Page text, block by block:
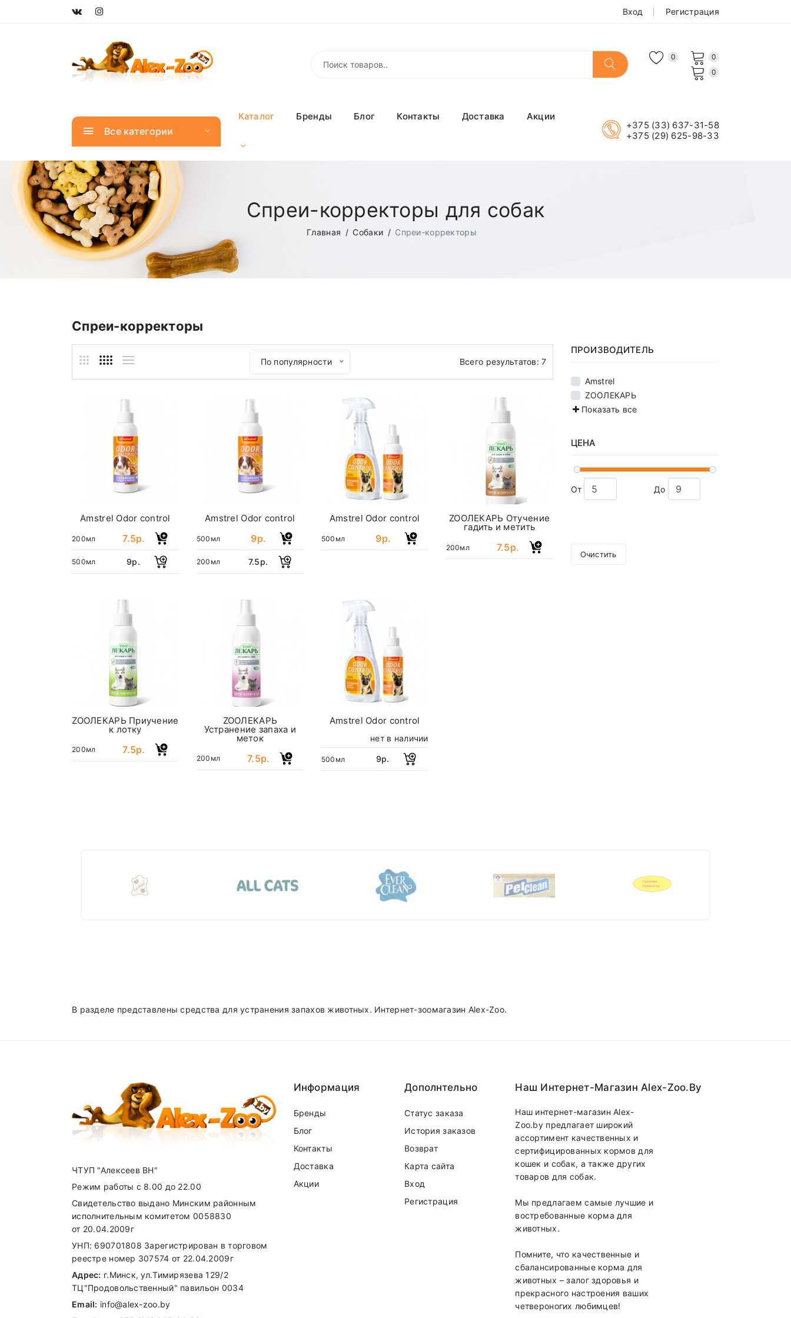
Вход Регистрация
0
0
0
Все категории
Каталог Бренды Блог Контакты Доставка Акции
+375 (33) 637-31-58
+375 (29) 625-98-33
Спреи-корректоры для собак
Главная Собаки Спреи-корректоры
Спреи-корректоры
По популярности Всего результатов:7
Amstrel Оdor control
200мл 7.5р.
500мл 9р.
Amstrel Оdor control
500мл 9р.
200мл 7.5р.
Amstrel Оdor control
500мл 9р.
ZOOЛЕКАРЬ Отучение
гадить и метить
200мл 7.5р.
ZOOЛЕКАРЬ Приучение
к лотку
200мл 7.5р.
ZOOЛЕКАРЬ
Устранение запаха и
меток
200мл 7.5р.
Amstrel Оdor control
нет в наличии
500мл 9р.
ПРОИЗВОДИТЕЛЬ
Amstrel
ZOOЛЕКАРЬ
Показать все
ЦЕНА
От До
Очистить
В разделе представлены средства для устранения запахов животных. Интернет-зоомагазин Alex-Zoo.
ЧТУП "Алексеев ВН"
Режим работы с 8.00 до 22.00
Свидетельство выдано Минским районным
исполнительным комитетом 0058830
от 20.04.2009г
УНП: 690701808 Зарегистрирован в торговом
реестре номер 307574 от 22.04.2009г
Адрес: г.Минск, ул.Тимирязева 129/2
ТЦ"Продовольственный" павильон 0034
Email: info@alex-zoo.by
Информация
Бренды
Блог
Контакты
Доставка
Акции
Дополнтельно
Статус заказа
История заказов
Возврат
Карта сайта
Вход
Регистрация
Наш Интернет-Магазин Alex-Zoo.by
Наш интернет-магазин Alex-
Zoo.by предлагает широкий
ассортимент качественных и
сертифицированных кормов для
кошек и собак, а также других
товаров для собак.
Мы предлагаем самые лучшие и
востребованные корма для
животных.
Помните, что качественные и
сбалансированные корма для
животных – залог здоровья и
прекрасного настроения ваших
четвероногих любимцев!